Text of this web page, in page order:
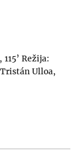
Režija:
Ulloa,